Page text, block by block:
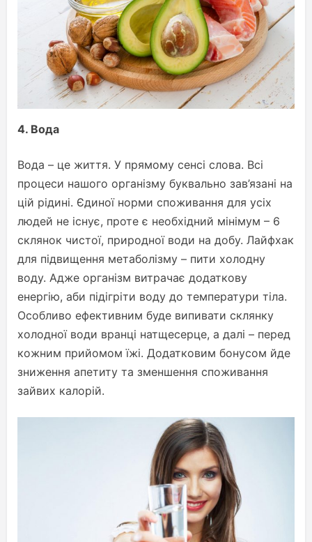
4. Вода
Вода – це життя. У прямому сенсі слова. Всі
процеси нашого організму буквально зав’язані на
цій рідині. Єдиної норми споживання для усіх
людей не існує, проте є необхідний мінімум – 6
склянок чистої, природної води на добу. Лайфхак
для підвищення метаболізму – пити холодну
воду. Адже організм витрачає додаткову
енергію, аби підігріти воду до температури тіла.
Особливо ефективним буде випивати склянку
холодної води вранці натщесерце, а далі – перед
кожним прийомом їжі. Додатковим бонусом йде
зниження апетиту та зменшення споживання
зайвих калорій.